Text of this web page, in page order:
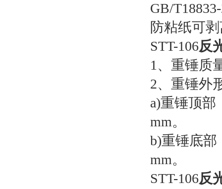
GB/
防粘纸可
STT-106反
1、重锤质
2、重锤外
a)重锤顶部
mm。
b)重锤底部
mm。
STT-106反